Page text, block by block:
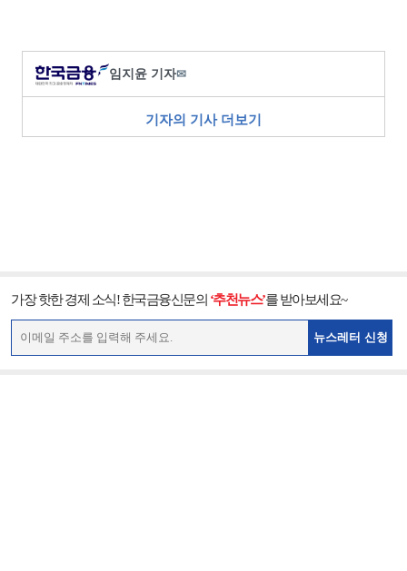
임지윤 기자✉
기자의 기사 더보기
가장 핫한 경제 소식! 한국금융신문의 ‘추천뉴스’를 받아보세요~
뉴스레터 신청